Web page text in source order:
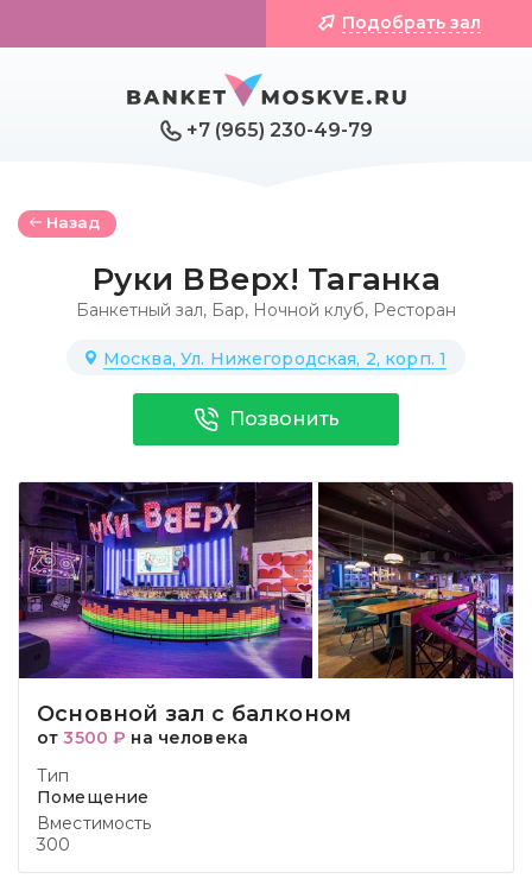
+7 (965) 230-49-79
Подобрать зал
Назад
Руки ВВерх! Таганка
Банкетный зал, Бар, Ночной клуб, Ресторан
Москва, Ул. Нижегородская, 2, корп. 1
Позвонить
Основной зал с балконом
от3500 ₽ на человека
Тип
Помещение
Вместимость
300